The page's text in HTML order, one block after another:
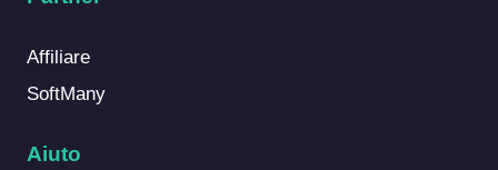
Affiliare
SoftMany
Aiuto